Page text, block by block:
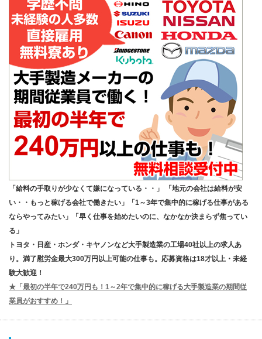
「給料の手取りが少なくて嫌になっている・・」 「地元の会社は給料が安
い・・もっと稼げる会社で働きたい」「1～3年で集中的に稼げる仕事がある
ならやってみたい」「早く仕事を始めたいのに、なかなか決まらず焦ってい
る」
トヨタ・日産・ホンダ・キヤノンなど大手製造業の工場40社以上の求人あ
り。満了慰労金最大300万円以上可能の仕事も。応募資格は18才以上・未経
験大歓迎！
★「最初の半年で240万円も！1～2年で集中的に稼げる大手製造業の期間従
業員がおすすめ！」